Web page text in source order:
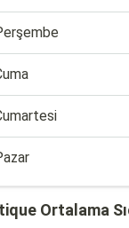
Ortalama